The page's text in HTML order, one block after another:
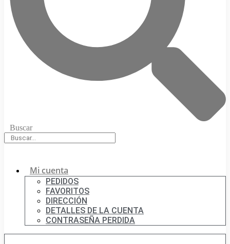
Buscar
Mi cuenta
PEDIDOS
FAVORITOS
DIRECCIÓN
DETALLES DE LA CUENTA
CONTRASEÑA PERDIDA